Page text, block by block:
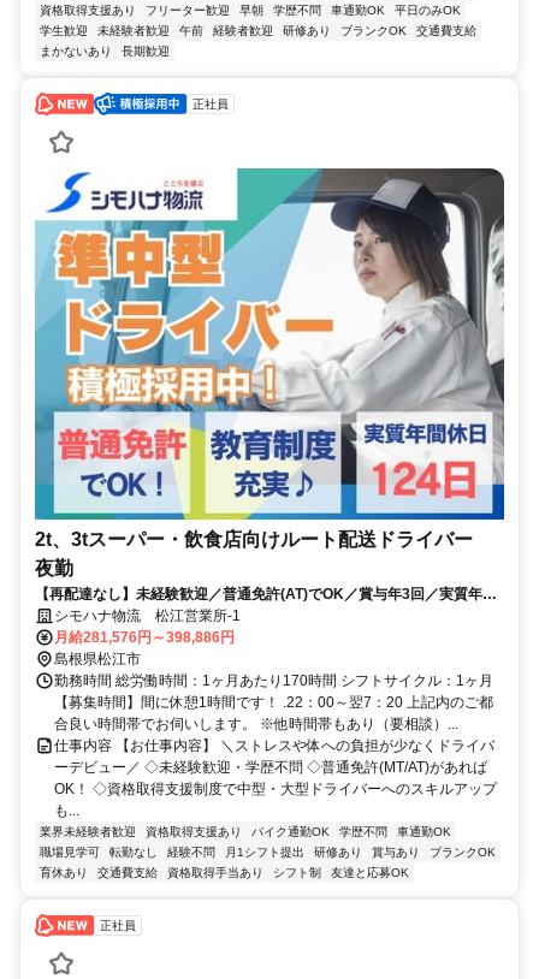
資格取得支援あり
フリーター歓迎 早朝 学歴不問 車通勤OK
平日のみOK
学生歓迎
未経験者歓迎 午前 経験者歓迎 研修あり ブランクOK
交通費支給
まかないあり
長期歓迎
正社員
2t、3tスーパー・飲食店向けルート配送ドライバー
夜勤
【再配達なし】未経験歓迎／普通免許(AT)でOK／賞与年3回／実質年休
124日／資格取得費用会社全額負担
シモハナ物流 松江営業所-1
月給281,576円～398,886円
島根県松江市
勤務時間 総労働時間：1ヶ月あたり170時間 シフトサイクル：1ヶ月
【募集時間】間に休憩1時間です！ .22：00～翌7：20 上記内のご都
合良い時間帯でお伺いします。 ※他時間帯もあり（要相談）...
仕事内容 【お仕事内容】 ＼ストレスや体への負担が少なくドライバ
ーデビュー／ ◇未経験歓迎・学歴不問 ◇普通免許(MT/AT)があれば
OK！ ◇資格取得支援制度で中型・大型ドライバーへのスキルアップ
も...
業界未経験者歓迎 資格取得支援あり バイク通勤OK 学歴不問
車通勤OK
職場見学可
転勤なし 経験不問 月1シフト提出 研修あり 賞与あり
ブランクOK
育休あり
交通費支給 資格取得手当あり シフト制 友達と応募OK
正社員